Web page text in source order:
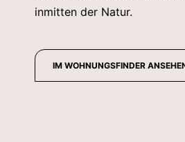
inmitten der Natur.
IM WOHNUNGSFINDER